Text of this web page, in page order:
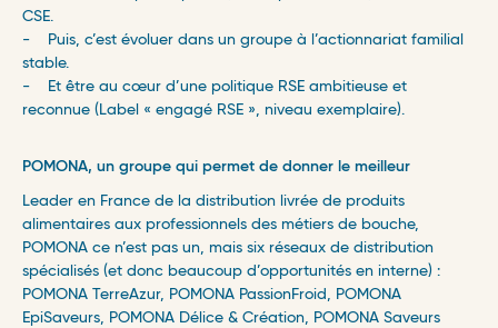
CSE.
- Puis, c’est évoluer dans un groupe à l’actionnariat familial
stable.
- Et être au cœur d’une politique RSE ambitieuse et
reconnue (Label « engagé RSE », niveau exemplaire).
POMONA, un groupe qui permet de donner le meilleur ​
Leader en France de la distribution livrée de produits
alimentaires aux professionnels des métiers de bouche,
POMONA ce n’est pas un, mais six réseaux de distribution
spécialisés (et donc beaucoup d’opportunités en interne) :
POMONA TerreAzur, POMONA PassionFroid, POMONA
EpiSaveurs, POMONA Délice & Création, POMONA Saveurs